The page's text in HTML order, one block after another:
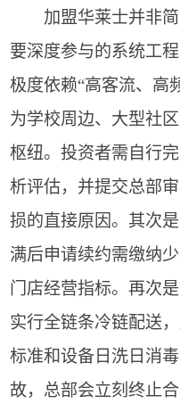
加盟华莱士并非简
要深度参与的系统工
极度依赖“高客流、高
为学校周边、大型社
枢纽。投资者需自行
析评估，并提交总部
损的直接原因。其次
满后申请续约需缴纳
门店经营指标。再次
实行全链条冷链配送
标准和设备日洗日消
故，总部会立刻终止